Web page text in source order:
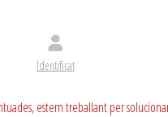
Identificat
estem treballant per